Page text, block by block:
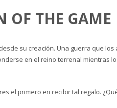
OF THE GAME
su creación. Una guerra que
en el reino terrenal mientras
el primero en recibir tal regalo.